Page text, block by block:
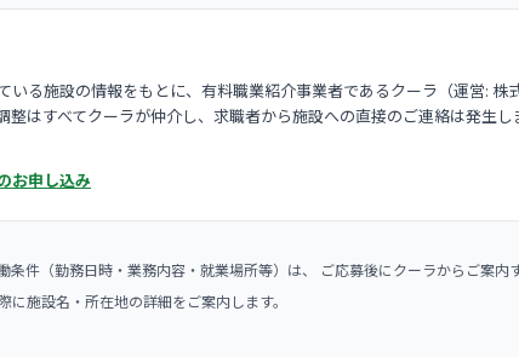
る施設の情報をもとに、有料職業紹介事業者であるクーラ（運営:
整はすべてクーラが仲介し、求職者から施設への直接のご連絡は発生
お申し込み
件（勤務日時・業務内容・就業場所等）は、 ご応募後にクーラからご案内
施設名・所在地の詳細をご案内します。